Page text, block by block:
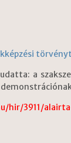
a
hir/3911/